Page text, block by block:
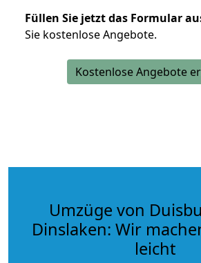
Füllen Sie jetzt das Formular
Sie kostenlose Angebote.
Kostenlose Angebote
Umzüge von
Dinslaken: Wir
leicht